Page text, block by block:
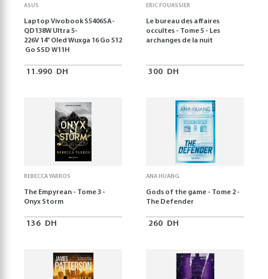
ASUS
Laptop Vivobook S5406SA-
QD138W Ultra 5-
226V 14" Oled Wuxga 16 Go 512
Go SSD W11H
11.990 DH
ERIC FOUASSIER
Le bureau des affaires
occultes - Tome 5 - Les
archanges de la nuit
300 DH
REBECCA YARROS
The Empyrean - Tome 3 -
Onyx Storm
136 DH
ANA HUANG
Gods of the game - Tome 2 -
The Defender
260 DH